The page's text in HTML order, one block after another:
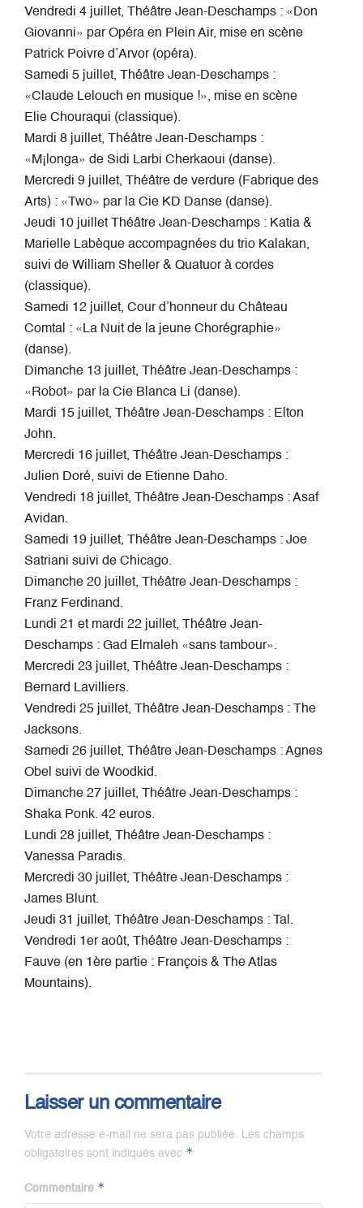
Vendredi 4 juillet, Théâtre Jean-Deschamps : «Don
Giovanni» par Opéra en Plein Air, mise en scène
Patrick Poivre d’Arvor (opéra).
Samedi 5 juillet, Théâtre Jean-Deschamps :
«Claude Lelouch en musique !», mise en scène
Elie Chouraqui (classique).
Mardi 8 juillet, Théâtre Jean-Deschamps :
«M¡longa» de Sidi Larbi Cherkaoui (danse).
Mercredi 9 juillet, Théâtre de verdure (Fabrique des
Arts) : «Two» par la Cie KD Danse (danse).
Jeudi 10 juillet Théâtre Jean-Deschamps : Katia &
Marielle Labèque accompagnées du trio Kalakan,
suivi de William Sheller & Quatuor à cordes
(classique).
Samedi 12 juillet, Cour d’honneur du Château
Comtal : «La Nuit de la jeune Chorégraphie»
(danse).
Dimanche 13 juillet, Théâtre Jean-Deschamps :
«Robot» par la Cie Blanca Li (danse).
Mardi 15 juillet, Théâtre Jean-Deschamps : Elton
John.
Mercredi 16 juillet, Théâtre Jean-Deschamps :
Julien Doré, suivi de Etienne Daho.
Vendredi 18 juillet, Théâtre Jean-Deschamps : Asaf
Avidan.
Samedi 19 juillet, Théâtre Jean-Deschamps : Joe
Satriani suivi de Chicago.
Dimanche 20 juillet, Théâtre Jean-Deschamps :
Franz Ferdinand.
Lundi 21 et mardi 22 juillet, Théâtre Jean-
Deschamps : Gad Elmaleh «sans tambour».
Mercredi 23 juillet, Théâtre Jean-Deschamps :
Bernard Lavilliers.
Vendredi 25 juillet, Théâtre Jean-Deschamps : The
Jacksons.
Samedi 26 juillet, Théâtre Jean-Deschamps : Agnes
Obel suivi de Woodkid.
Dimanche 27 juillet, Théâtre Jean-Deschamps :
Shaka Ponk. 42 euros.
Lundi 28 juillet, Théâtre Jean-Deschamps :
Vanessa Paradis.
Mercredi 30 juillet, Théâtre Jean-Deschamps :
James Blunt.
Jeudi 31 juillet, Théâtre Jean-Deschamps : Tal.
Vendredi 1er août, Théâtre Jean-Deschamps :
Fauve (en 1ère partie : François & The Atlas
Mountains).
Laisser un commentaire
Votre adresse e-mail ne sera pas publiée.
Les champs
obligatoires sont indiqués avec *
Commentaire *